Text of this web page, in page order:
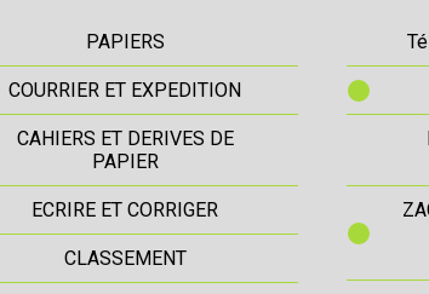
PAPIERS
COURRIER ET EXPEDITION
CAHIERS ET DERIVES DE
PAPIER
ECRIRE ET CORRIGER
CLASSEMENT